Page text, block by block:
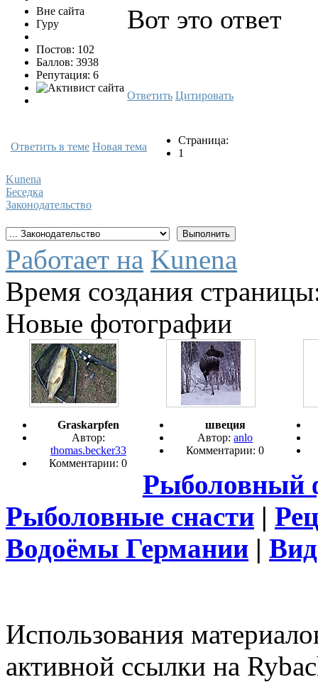
Вне сайта
Гуру
Постов: 102
Баллов: 3938
Репутация: 6
Вот это ответ
Ответить Цитировать
Ответить в теме Новая тема
Страница:
1
Kunena
Беседка
Законодательство
Работает на Kunena
Время создания
Новые фотографии
Graskarpfen
Автор:
thomas.becker33
Комментарии: 0
швеция
Автор:anlo
Комментарии: 0
Рыболовный
Рыболовные снасти |
Водоёмы Германии |
Использования
активной ссылки на